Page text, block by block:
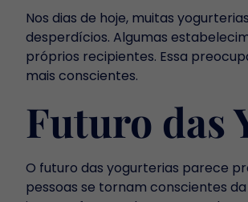
Nos dias de hoje, muitas
desperdícios. Algumas
próprios recipientes. Essa
mais conscientes.
Futuro das
O futuro das yogurterias parece
pessoas se tornam conscientes